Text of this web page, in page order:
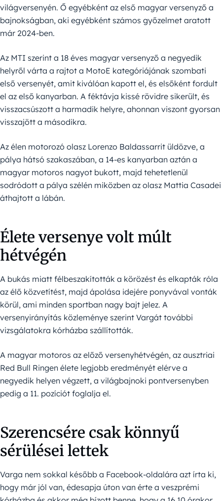
világversenyén. Ő egyébként az első magyar versenyző a
bajnokságban, aki egyébként számos győzelmet aratott
már 2024-ben.
Az MTI szerint a 18 éves magyar versenyző a negyedik
helyről várta a rajtot a MotoE kategóriájának szombati
első versenyét, amit kiválóan kapott el, és elsőként fordult
el az első kanyarban. A féktávja kissé rövidre sikerült, és
visszacsúszott a harmadik helyre, ahonnan viszont gyorsan
visszajött a másodikra.
Az élen motorozó olasz Lorenzo Baldassarrit üldözve, a
pálya hátsó szakaszában, a 14-es kanyarban aztán a
magyar motoros nagyot bukott, majd tehetetlenül
sodródott a pálya szélén miközben az olasz Mattia Casadei
áthajtott a lábán.
Élete versenye volt múlt
hétvégén
A bukás miatt félbeszakították a körözést és elkapták róla
az élő közvetítést, majd ápolása idejére ponyvával vonták
körül, ami minden sportban nagy bajt jelez. A
versenyirányítás közleménye szerint Vargát további
vizsgálatokra kórházba szállították.
A magyar motoros az előző versenyhétvégén, az ausztriai
Red Bull Ringen élete legjobb eredményét elérve a
negyedik helyen végzett, a világbajnoki pontversenyben
pedig a 11. pozíciót foglalja el.
Szerencsére csak könnyű
sérülései lettek
Varga nem sokkal később a Facebook-oldalára azt írta ki,
hogy már jól van, édesapja úton van érte a veszprémi